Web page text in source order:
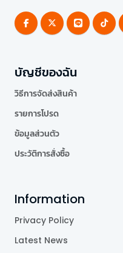
บัญชีของฉัน
วิธีการจัดส่งสินค้า
รายการโปรด
ข้อมูลส่วนตัว
ประวัติการสั่งซื้อ
Information
Privacy Policy
Latest News